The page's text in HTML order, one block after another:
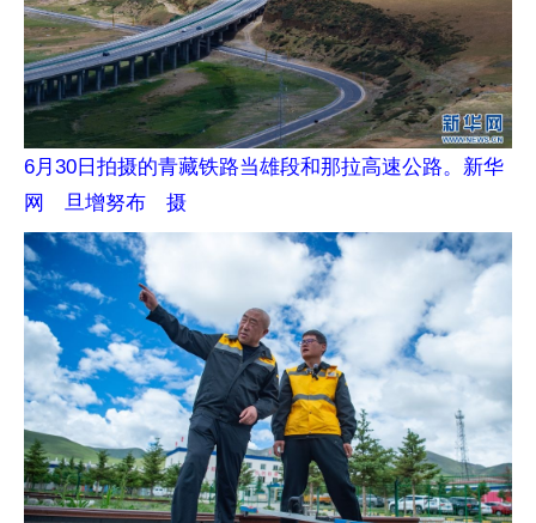
6月30日拍摄的青藏铁路当雄段和那拉高速公路。新华
网 旦增努布 摄